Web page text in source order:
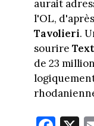
aurait
l'OL,
Tavolieri.
sourire
de 23